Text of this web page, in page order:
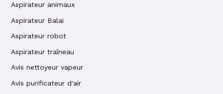
Aspirateur animaux
Aspirateur Balai
Aspirateur robot
Aspirateur traîneau
Avis nettoyeur vapeur
Avis purificateur d'air